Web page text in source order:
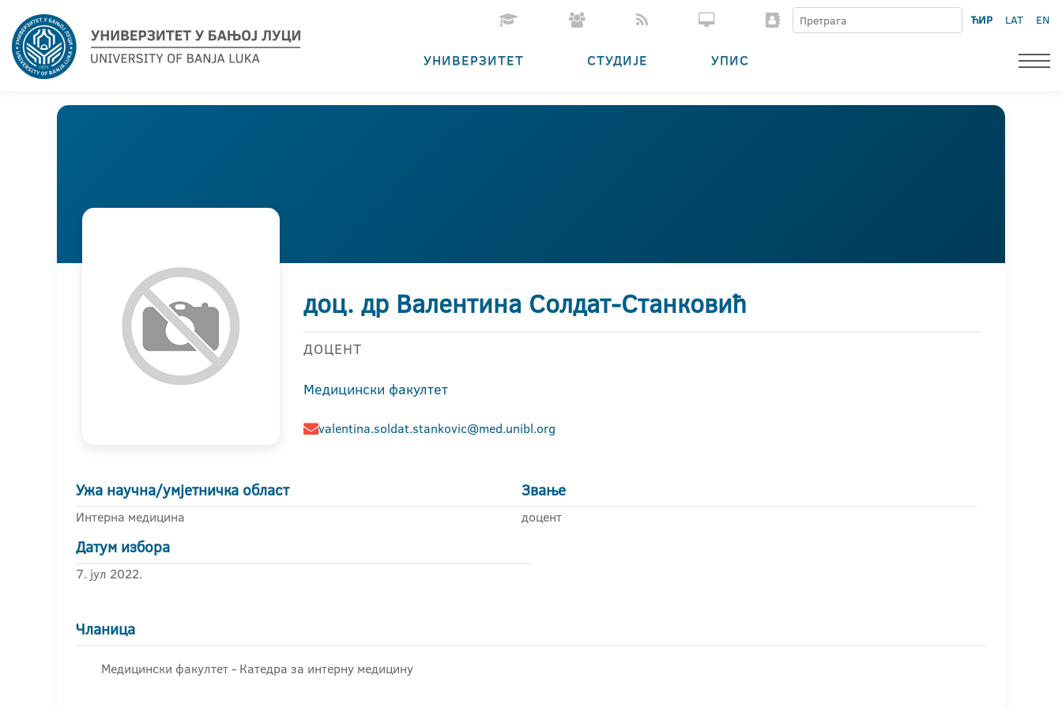
ЋИР LAT EN
УНИВЕРЗИТЕТ СТУДИЈЕ УПИС
доц. др Валентина Солдат-Станковић
ДОЦЕНТ
Медицински факултет
valentina.soldat.stankovic@med.unibl.org
Ужа научна/умјетничка област
Интерна медицина
Звање
доцент
Датум избора
7. јул 2022.
Чланица
Медицински факултет - Катедра за интерну медицину